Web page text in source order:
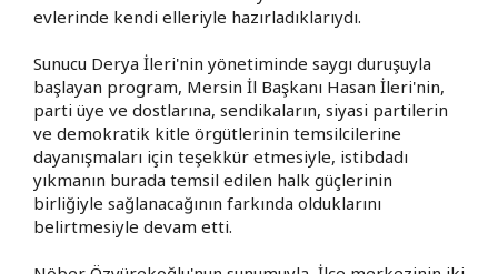
evlerinde kendi elleriyle hazırladıklarıydı.
Sunucu Derya İleri'nin yönetiminde saygı duruşuyla
başlayan program, Mersin İl Başkanı Hasan İleri'nin,
parti üye ve dostlarına, sendikaların, siyasi partilerin
ve demokratik kitle örgütlerinin temsilcilerine
dayanışmaları için teşekkür etmesiyle, istibdadı
yıkmanın burada temsil edilen halk güçlerinin
birliğiyle sağlanacağının farkında olduklarını
belirtmesiyle devam etti.